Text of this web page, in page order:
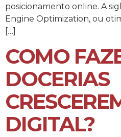
posicionamento online. A
Engine Optimization, ou
[…]
COMO
DOCERIAS
DIGITAL?